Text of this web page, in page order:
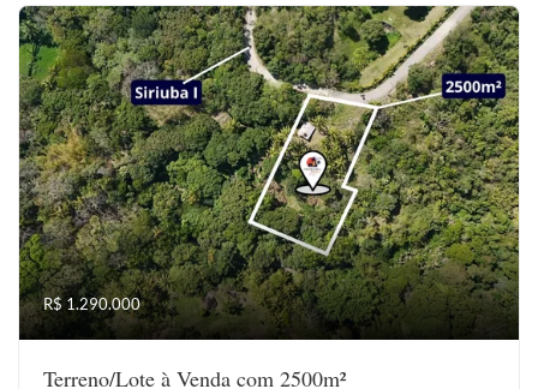
R$ 1.290.000
Terreno/Lote à Venda com 2500m²